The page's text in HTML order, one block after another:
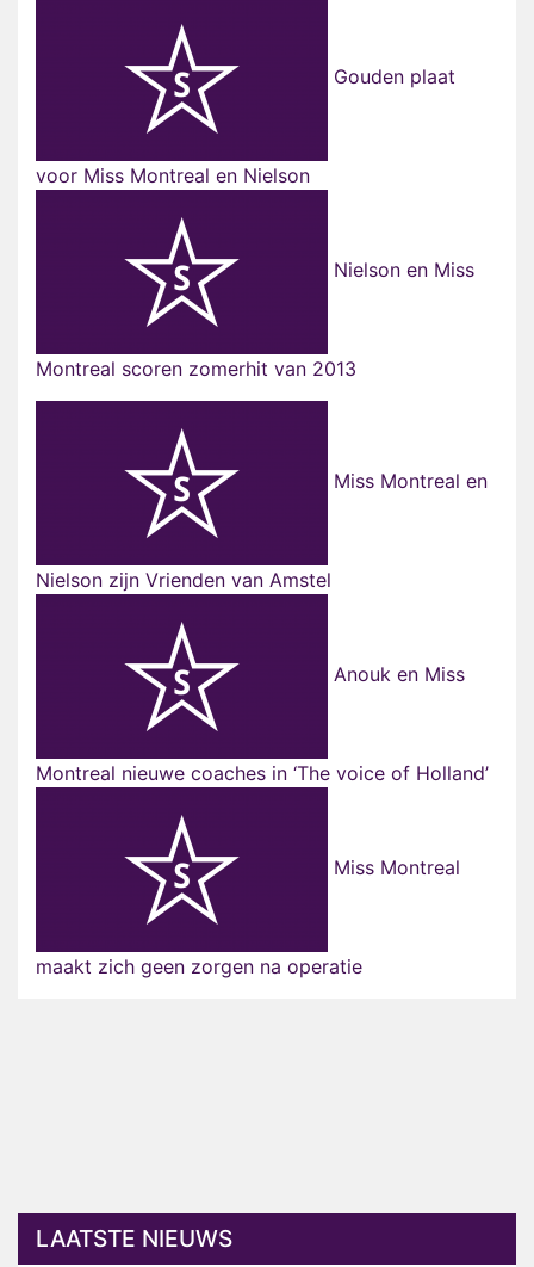
Gouden plaat
voor Miss Montreal en Nielson
Nielson en Miss
Montreal scoren zomerhit van 2013
Miss Montreal en
Nielson zijn Vrienden van Amstel
Anouk en Miss
Montreal nieuwe coaches in ‘The voice of Holland’
Miss Montreal
maakt zich geen zorgen na operatie
LAATSTE NIEUWS